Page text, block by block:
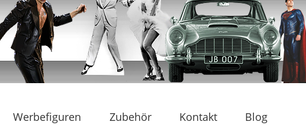
Werbefiguren Zubehör Kontakt Blog